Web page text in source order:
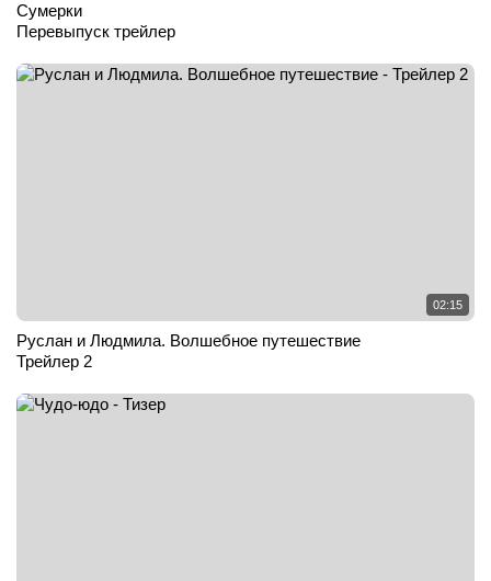
Сумерки
Перевыпуск трейлер
02:15
Руслан и Людмила. Волшебное путешествие
Трейлер 2